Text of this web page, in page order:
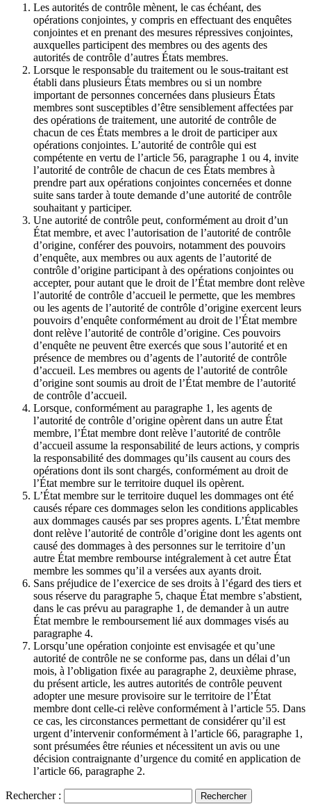
Les autorités de contrôle mènent, le cas échéant, des
opérations conjointes, y compris en effectuant des enquêtes
conjointes et en prenant des mesures répressives conjointes,
auxquelles participent des membres ou des agents des
autorités de contrôle d’autres États membres.
Lorsque le responsable du traitement ou le sous-traitant est
établi dans plusieurs États membres ou si un nombre
important de personnes concernées dans plusieurs États
membres sont susceptibles d’être sensiblement affectées par
des opérations de traitement, une autorité de contrôle de
chacun de ces États membres a le droit de participer aux
opérations conjointes. L’autorité de contrôle qui est
compétente en vertu de l’article 56, paragraphe 1 ou 4, invite
l’autorité de contrôle de chacun de ces États membres à
prendre part aux opérations conjointes concernées et donne
suite sans tarder à toute demande d’une autorité de contrôle
souhaitant y participer.
Une autorité de contrôle peut, conformément au droit d’un
État membre, et avec l’autorisation de l’autorité de contrôle
d’origine, conférer des pouvoirs, notamment des pouvoirs
d’enquête, aux membres ou aux agents de l’autorité de
contrôle d’origine participant à des opérations conjointes ou
accepter, pour autant que le droit de l’État membre dont relève
l’autorité de contrôle d’accueil le permette, que les membres
ou les agents de l’autorité de contrôle d’origine exercent leurs
pouvoirs d’enquête conformément au droit de l’État membre
dont relève l’autorité de contrôle d’origine. Ces pouvoirs
d’enquête ne peuvent être exercés que sous l’autorité et en
présence de membres ou d’agents de l’autorité de contrôle
d’accueil. Les membres ou agents de l’autorité de contrôle
d’origine sont soumis au droit de l’État membre de l’autorité
de contrôle d’accueil.
Lorsque, conformément au paragraphe 1, les agents de
l’autorité de contrôle d’origine opèrent dans un autre État
membre, l’État membre dont relève l’autorité de contrôle
d’accueil assume la responsabilité de leurs actions, y compris
la responsabilité des dommages qu’ils causent au cours des
opérations dont ils sont chargés, conformément au droit de
l’État membre sur le territoire duquel ils opèrent.
L’État membre sur le territoire duquel les dommages ont été
causés répare ces dommages selon les conditions applicables
aux dommages causés par ses propres agents. L’État membre
dont relève l’autorité de contrôle d’origine dont les agents ont
causé des dommages à des personnes sur le territoire d’un
autre État membre rembourse intégralement à cet autre État
membre les sommes qu’il a versées aux ayants droit.
Sans préjudice de l’exercice de ses droits à l’égard des tiers et
sous réserve du paragraphe 5, chaque État membre s’abstient,
dans le cas prévu au paragraphe 1, de demander à un autre
État membre le remboursement lié aux dommages visés au
paragraphe 4.
Lorsqu’une opération conjointe est envisagée et qu’une
autorité de contrôle ne se conforme pas, dans un délai d’un
mois, à l’obligation fixée au paragraphe 2, deuxième phrase,
du présent article, les autres autorités de contrôle peuvent
adopter une mesure provisoire sur le territoire de l’État
membre dont celle-ci relève conformément à l’article 55. Dans
ce cas, les circonstances permettant de considérer qu’il est
urgent d’intervenir conformément à l’article 66, paragraphe 1,
sont présumées être réunies et nécessitent un avis ou une
décision contraignante d’urgence du comité en application de
l’article 66, paragraphe 2.
Rechercher :